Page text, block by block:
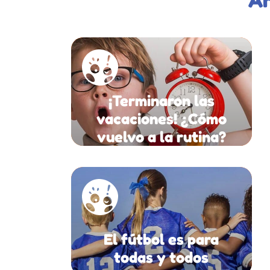
¡Terminaron las
vacaciones! ¿Cómo
vuelvo a la rutina?
El fútbol es para
todas y todos